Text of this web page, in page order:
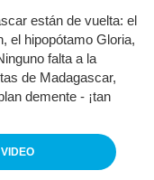
están de vuelta: el
el hipopótamo Gloria,
falta a la
de Madagascar,
demente - ¡tan